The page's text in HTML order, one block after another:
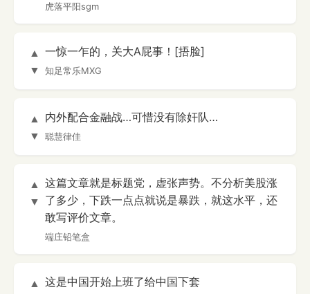
虎落平阳sgm
▲
▼
一惊一乍的，关大A屁事！[捂脸]
知足常乐MXG
▲
▼
内外配合金融战…可惜没有除奸队…
聪慧律佳
▲
▼
这篇文章就是标题党，虚张声势。不分析美股涨
了多少，下跌一点点就说是暴跌，就这水平，还
敢写评价文章。
端庄铅笔盒
▲
这是中国开始上班了给中国下套